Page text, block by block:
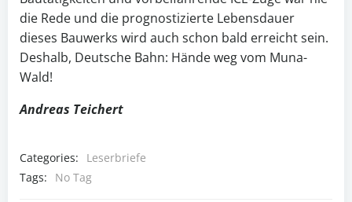
die Rede und die prognostizierte Lebensdauer
dieses Bauwerks wird auch schon bald erreicht sein.
Deshalb, Deutsche Bahn: Hände weg vom Muna-
Wald!
Andreas Teichert
Categories:
Leserbriefe
Tags:
No Tag